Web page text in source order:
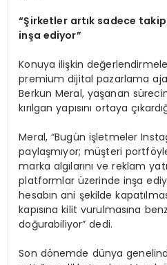
“Şirketler artık sadece
inşa ediyor”
Konuya ilişkin
premium dijital pazarlama
Berkun Meral, yaşanan
kırılgan yapısını ortaya
Meral, “Bugün işletmeler
paylaşmıyor; müşteri
marka algılarını ve reklam
platformlar üzerinde inşa
hesabın ani şekilde
kapısına kilit vurulmasına
doğurabiliyor” dedi.
Son dönemde dünya